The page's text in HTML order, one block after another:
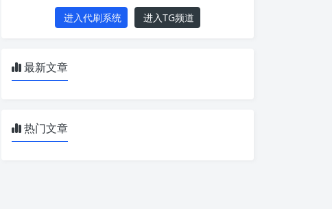
进入代刷系统
进入TG频道
最新文章
热门文章